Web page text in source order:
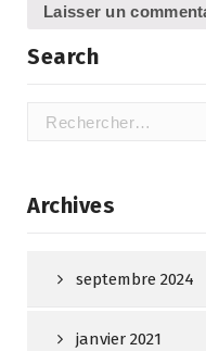
Search
Rechercher :
Archives
septembre 2024
janvier 2021